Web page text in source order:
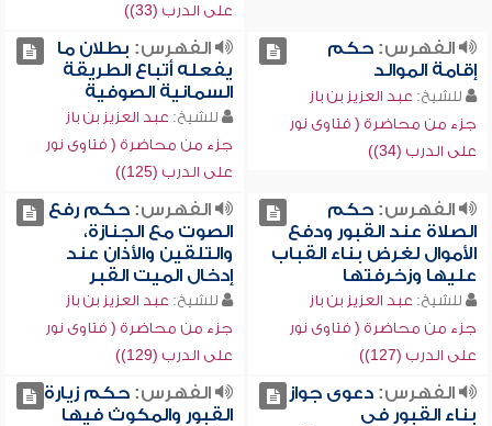
على الدرب (33))
الفهرس:حكم
إقامة الموالد
للشيخ: عبد العزيز بن باز
جزء من محاضرة ( فتاوى نور
على الدرب (34))
الفهرس: بطلان ما
يفعله أتباع الطريقة
السمانية الصوفية
للشيخ: عبد العزيز بن باز
جزء من محاضرة ( فتاوى نور
على الدرب (125))
الفهرس:حكم
الصلاة عند القبور ودفع
الأموال لغرض بناء القباب
عليها وزخرفتها
للشيخ: عبد العزيز بن باز
جزء من محاضرة ( فتاوى نور
على الدرب (127))
الفهرس:حكم رفع
الصوت مع الجنازة،
والتلقين والأذان عند
إدخال الميت القبر
للشيخ: عبد العزيز بن باز
جزء من محاضرة ( فتاوى نور
على الدرب (129))
الفهرس:دعوى جواز
بناء القبور في
الفهرس:حكم زيارة
القبور والمكوث فيها